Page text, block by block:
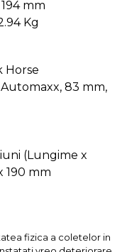
mm
Kg
Horse
83 mm,
(Lungime x
190 mm
fizica a coletelor in